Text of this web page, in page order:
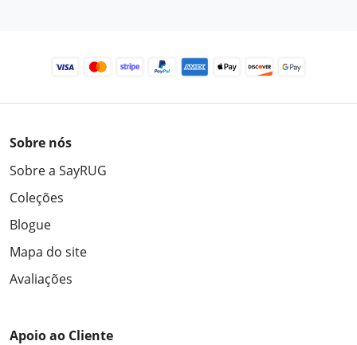
Sobre nós
Sobre a SayRUG
Coleções
Blogue
Mapa do site
Avaliações
Apoio ao Cliente